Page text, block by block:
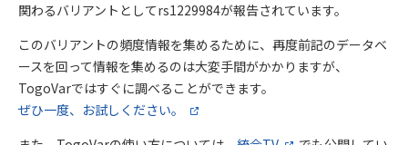
関わるバリアントとしてrs1229984が報告されています。
このバリアントの頻度情報を集めるために、再度前記のデータベ
ースを回って情報を集めるのは大変手間がかかりますが、
TogoVarではすぐに調べることができます。
ぜひ一度、お試しください。